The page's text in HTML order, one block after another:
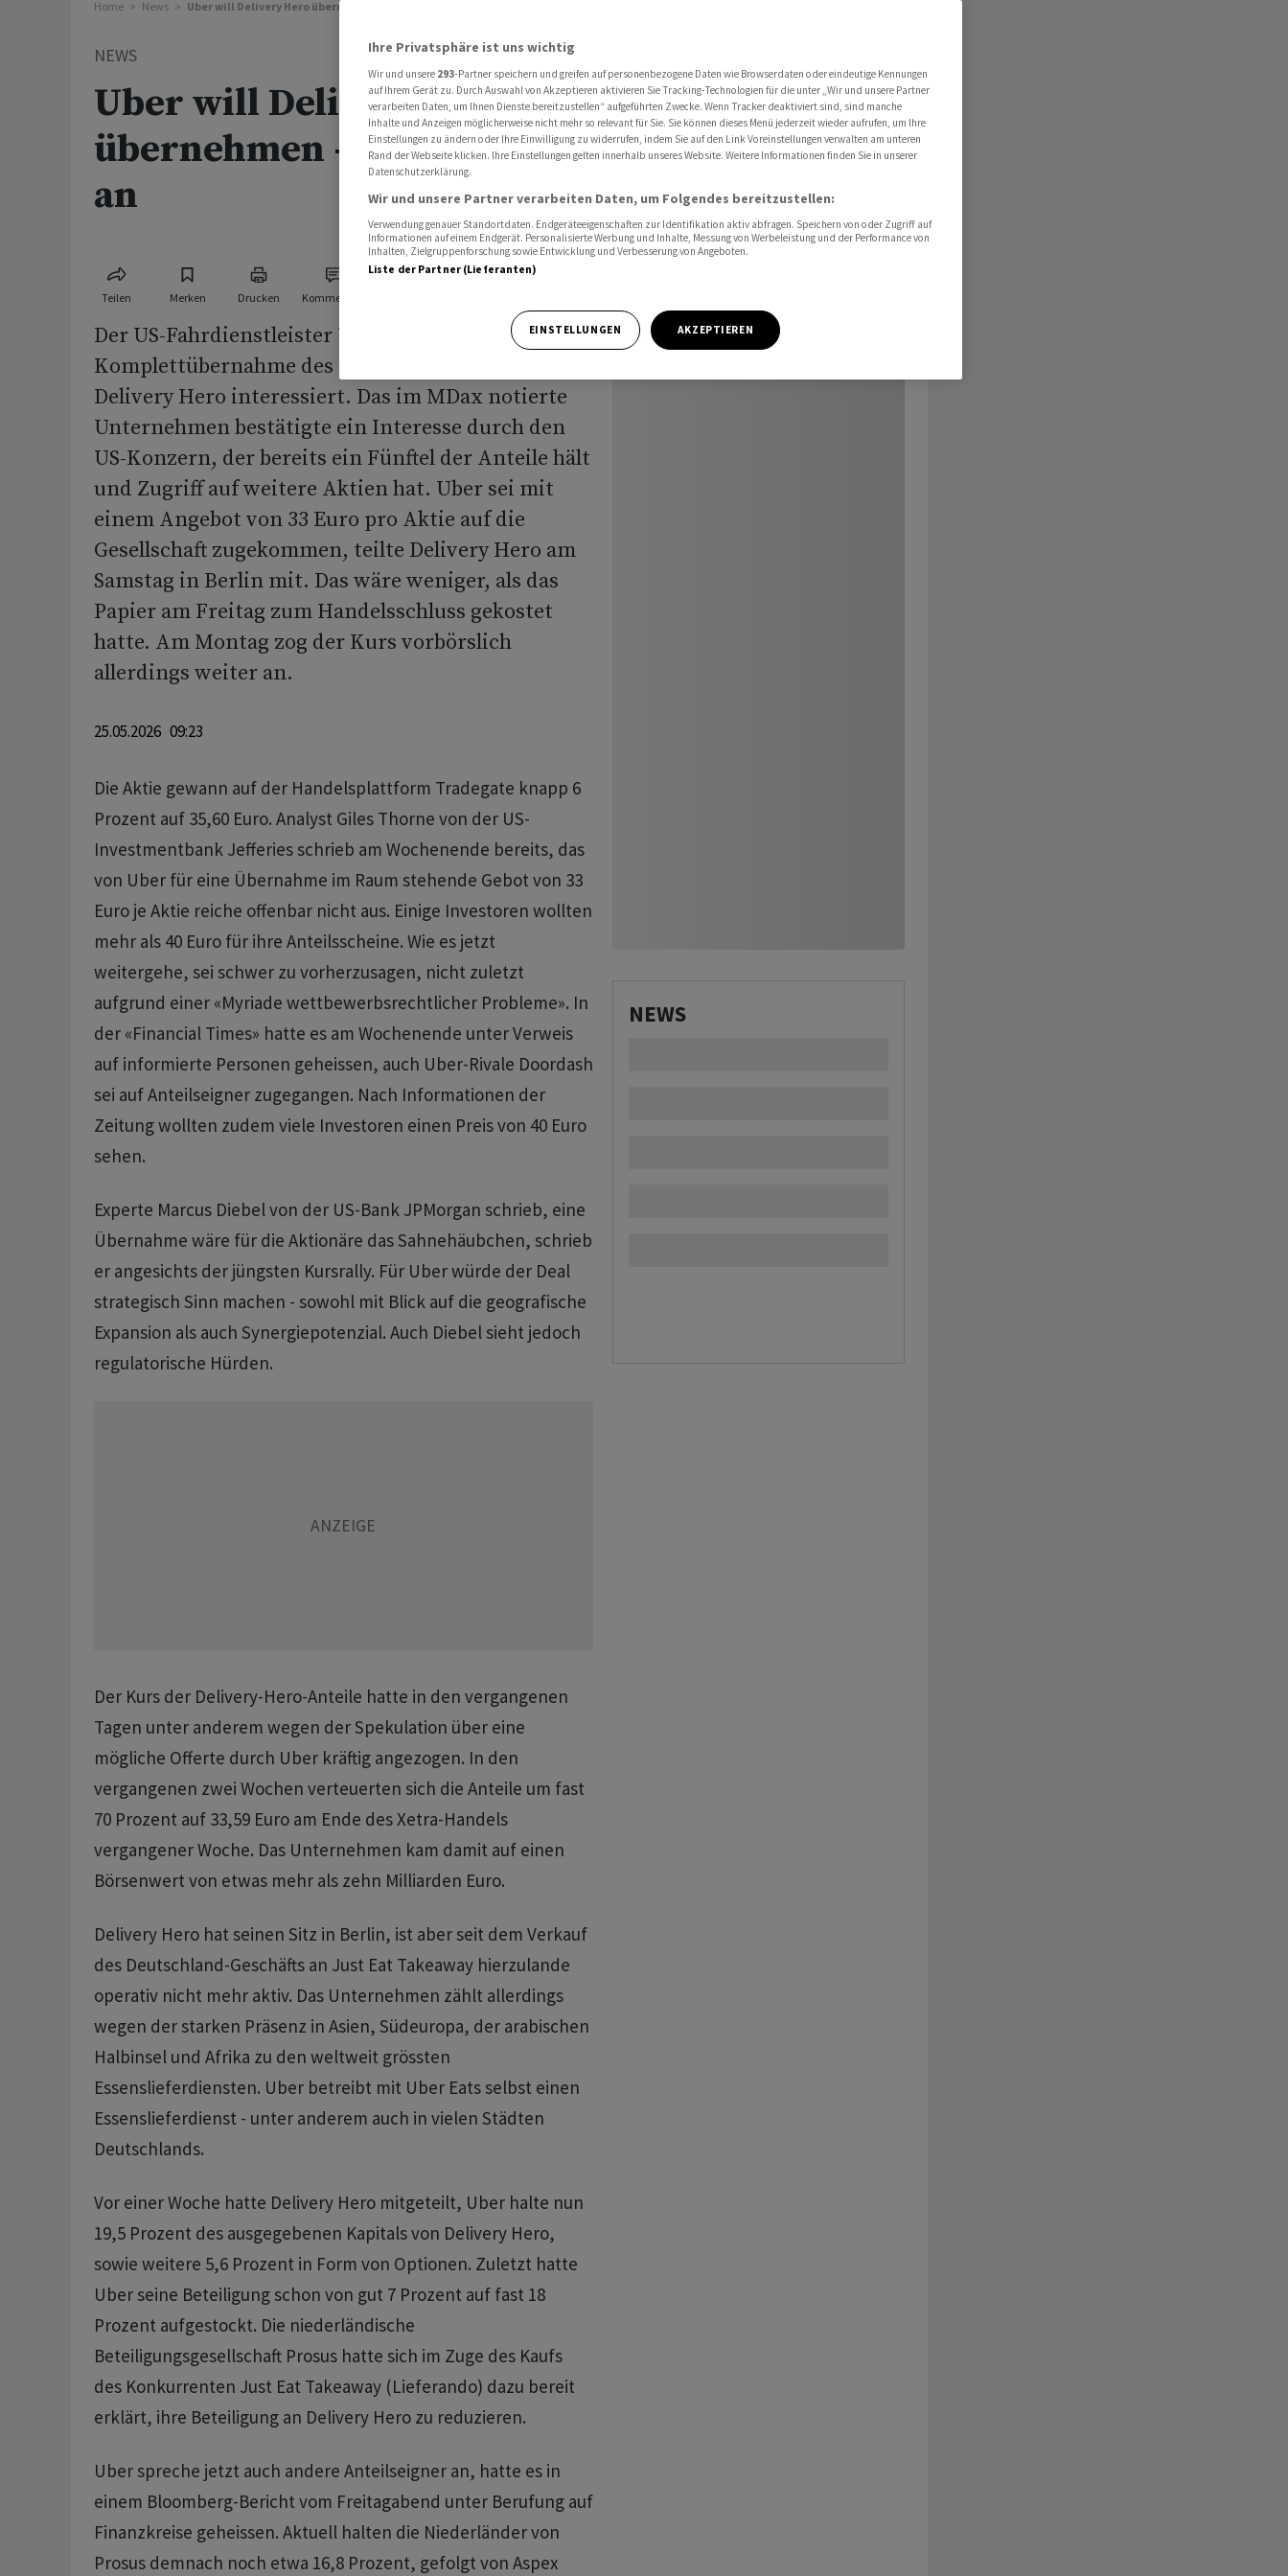
Home News Uber will Delivery Hero übernehmen - Aktie zieht an
NEWS
Uber will Delivery Hero
übernehmen - Aktie zieht
an
Teilen Merken Drucken Kommentare
Der US-Fahrdienstleister Uber ist an einer
Komplettübernahme des Essenslieferdienstes
Delivery Hero interessiert. Das im MDax notierte
Unternehmen bestätigte ein Interesse durch den
US-Konzern, der bereits ein Fünftel der Anteile hält
und Zugriff auf weitere Aktien hat. Uber sei mit
einem Angebot von 33 Euro pro Aktie auf die
Gesellschaft zugekommen, teilte Delivery Hero am
Samstag in Berlin mit. Das wäre weniger, als das
Papier am Freitag zum Handelsschluss gekostet
hatte. Am Montag zog der Kurs vorbörslich
allerdings weiter an.
25.05.2026 09:23
Die Aktie gewann auf der Handelsplattform Tradegate knapp 6
Prozent auf 35,60 Euro. Analyst Giles Thorne von der US-
Investmentbank Jefferies schrieb am Wochenende bereits, das
von Uber für eine Übernahme im Raum stehende Gebot von 33
Euro je Aktie reiche offenbar nicht aus. Einige Investoren wollten
mehr als 40 Euro für ihre Anteilsscheine. Wie es jetzt
weitergehe, sei schwer zu vorherzusagen, nicht zuletzt
aufgrund einer «Myriade wettbewerbsrechtlicher Probleme». In
der «Financial Times» hatte es am Wochenende unter Verweis
auf informierte Personen geheissen, auch Uber-Rivale Doordash
sei auf Anteilseigner zugegangen. Nach Informationen der
Zeitung wollten zudem viele Investoren einen Preis von 40 Euro
sehen.
Experte Marcus Diebel von der US-Bank JPMorgan schrieb, eine
Übernahme wäre für die Aktionäre das Sahnehäubchen, schrieb
er angesichts der jüngsten Kursrally. Für Uber würde der Deal
strategisch Sinn machen - sowohl mit Blick auf die geografische
Expansion als auch Synergiepotenzial. Auch Diebel sieht jedoch
regulatorische Hürden.
Der Kurs der Delivery-Hero-Anteile hatte in den vergangenen
Tagen unter anderem wegen der Spekulation über eine
mögliche Offerte durch Uber kräftig angezogen. In den
vergangenen zwei Wochen verteuerten sich die Anteile um fast
70 Prozent auf 33,59 Euro am Ende des Xetra-Handels
vergangener Woche. Das Unternehmen kam damit auf einen
Börsenwert von etwas mehr als zehn Milliarden Euro.
Delivery Hero hat seinen Sitz in Berlin, ist aber seit dem Verkauf
des Deutschland-Geschäfts an Just Eat Takeaway hierzulande
operativ nicht mehr aktiv. Das Unternehmen zählt allerdings
wegen der starken Präsenz in Asien, Südeuropa, der arabischen
Halbinsel und Afrika zu den weltweit grössten
Essenslieferdiensten. Uber betreibt mit Uber Eats selbst einen
Essenslieferdienst - unter anderem auch in vielen Städten
Deutschlands.
Vor einer Woche hatte Delivery Hero mitgeteilt, Uber halte nun
19,5 Prozent des ausgegebenen Kapitals von Delivery Hero,
sowie weitere 5,6 Prozent in Form von Optionen. Zuletzt hatte
Uber seine Beteiligung schon von gut 7 Prozent auf fast 18
Prozent aufgestockt. Die niederländische
Beteiligungsgesellschaft Prosus hatte sich im Zuge des Kaufs
des Konkurrenten Just Eat Takeaway (Lieferando) dazu bereit
erklärt, ihre Beteiligung an Delivery Hero zu reduzieren.
Uber spreche jetzt auch andere Anteilseigner an, hatte es in
einem Bloomberg-Bericht vom Freitagabend unter Berufung auf
Finanzkreise geheissen. Aktuell halten die Niederländer von
Prosus demnach noch etwa 16,8 Prozent, gefolgt von Aspex
NEWS
Ihre Privatsphäre ist uns wichtig
Wir und unsere 293-Partner speichern und greifen auf personenbezogene Daten wie Browserdaten oder eindeutige Kennungen
auf Ihrem Gerät zu. Durch Auswahl von Akzeptieren aktivieren Sie Tracking-Technologien für die unter „Wir und unsere Partner
verarbeiten Daten, um Ihnen Dienste bereitzustellen“ aufgeführten Zwecke. Wenn Tracker deaktiviert sind, sind manche
Inhalte und Anzeigen möglicherweise nicht mehr so relevant für Sie. Sie können dieses Menü jederzeit wieder aufrufen, um Ihre
Einstellungen zu ändern oder Ihre Einwilligung zu widerrufen, indem Sie auf den Link Voreinstellungen verwalten am unteren
Rand der Webseite klicken. Ihre Einstellungen gelten innerhalb unseres Website. Weitere Informationen finden Sie in unserer
Datenschutzerklärung.
Wir und unsere Partner verarbeiten Daten, um Folgendes bereitzustellen:
Verwendung genauer Standortdaten. Endgeräteeigenschaften zur Identifikation aktiv abfragen. Speichern von oder Zugriff auf
Informationen auf einem Endgerät. Personalisierte Werbung und Inhalte, Messung von Werbeleistung und der Performance von
Inhalten, Zielgruppenforschung sowie Entwicklung und Verbesserung von Angeboten.
Liste der Partner (Lieferanten)
EINSTELLUNGEN AKZEPTIEREN